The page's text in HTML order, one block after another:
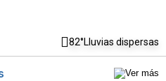
82°Lluvias dispersas